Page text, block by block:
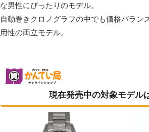
な男性にぴったりのモデル。
自動巻きクロノグラフの中でも価格バラン
用性の両立モデル。
現在発売中の対象モデル